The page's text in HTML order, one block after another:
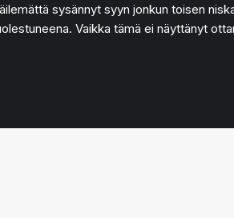
sysännyt syyn jonkun toisen
Vaikka tämä ei näyttänyt